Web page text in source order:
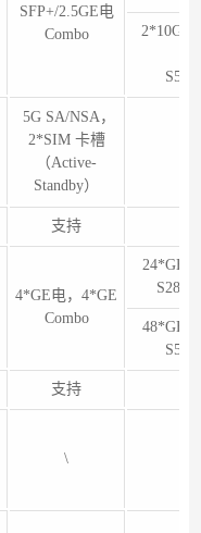
SFP+/2.5GE电
Combo
2*10GE
5G SA/NSA，
2*SIM 卡槽
（Active-
Standby）
支持
4*GE电，4*GE
Combo
24*GE
48*GE
支持
\